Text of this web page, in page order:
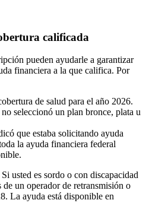
calificada
pueden ayudarle a garantizar
financiera a la que califica. Por
de salud para el año 2026.
seleccionó un plan bronce, plata u
que estaba solicitando ayuda
la ayuda financiera federal
Si usted es sordo o con discapacidad
un operador de retransmisión o
La ayuda está disponible en